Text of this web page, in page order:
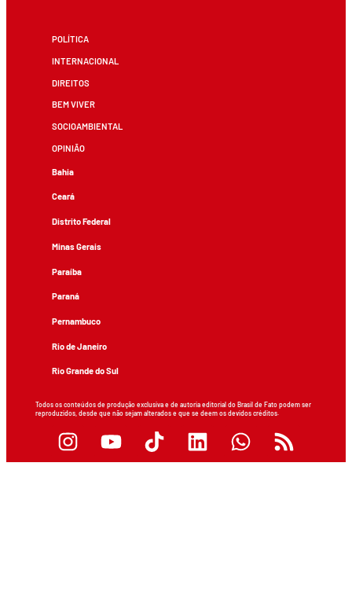
POLÍTICA
INTERNACIONAL
DIREITOS
BEM VIVER
SOCIOAMBIENTAL
OPINIÃO
Bahia
Ceará
Distrito Federal
Minas Gerais
Paraíba
Paraná
Pernambuco
Rio de Janeiro
Rio Grande do Sul
Todos os conteúdos de produção exclusiva e de autoria editorial do Brasil de Fato podem ser
reproduzidos, desde que não sejam alterados e que se deem os devidos créditos.